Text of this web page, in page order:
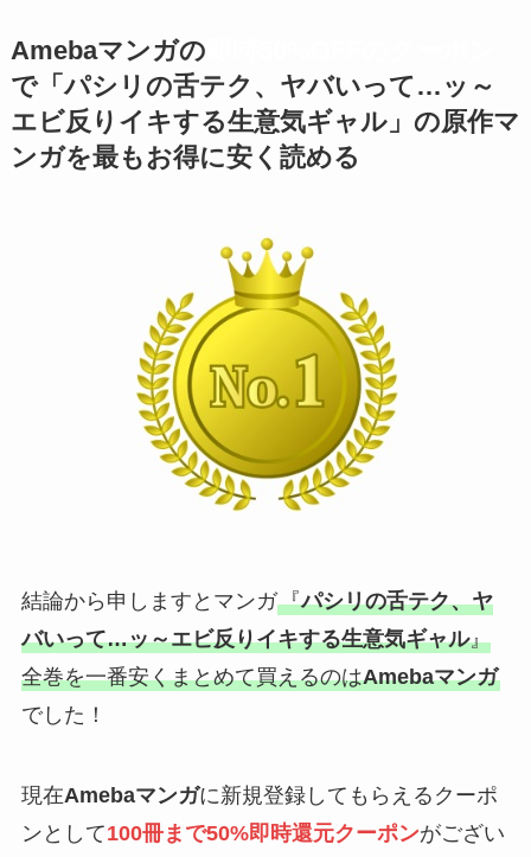
Amebaマンガの
で「パシリの舌テク、ヤバいって…ッ～
エビ反りイキする生意気ギャル」の原作マ
ンガを最もお得に安く読める
結論から申しますとマンガ『パシリの舌テク、ヤ
バいって…ッ～エビ反りイキする生意気ギャル』
全巻を一番安くまとめて買えるのはAmebaマンガ
でした！
現在Amebaマンガに新規登録してもらえるクーポ
ンとして100冊まで50%即時還元クーポンがござい